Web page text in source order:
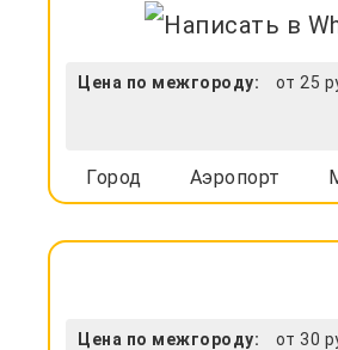
Цена по межгороду: от 25
Город Аэропорт
Цена по межгороду: от 30